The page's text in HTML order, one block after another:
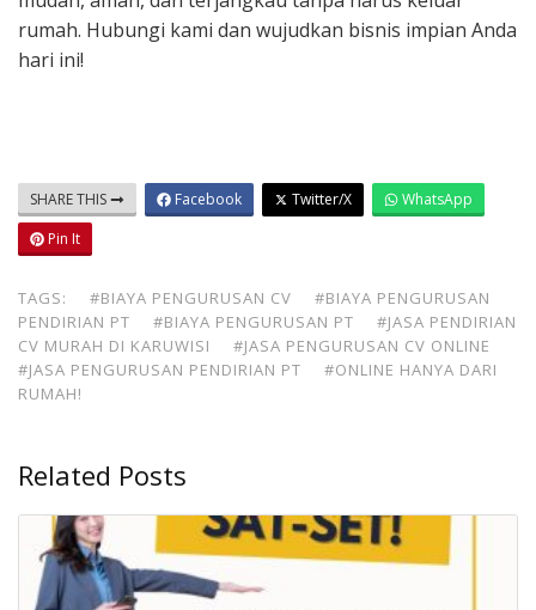
rumah. Hubungi kami dan wujudkan bisnis impian Anda
hari ini!
SHARE THIS Facebook Twitter/X
WhatsApp
Pin It
TAGS: #BIAYA PENGURUSAN CV
#BIAYA PENGURUSAN
PENDIRIAN PT
#BIAYA PENGURUSAN PT
#JASA PENDIRIAN
CV MURAH DI KARUWISI
#JASA PENGURUSAN CV ONLINE
#JASA PENGURUSAN PENDIRIAN PT
#ONLINE HANYA DARI
RUMAH!
Related Posts